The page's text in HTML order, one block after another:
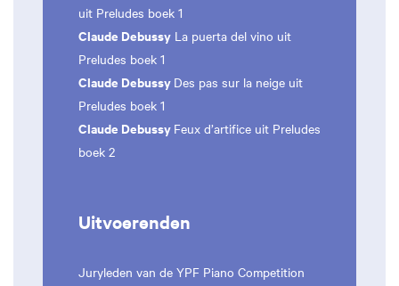
uit Preludes boek 1
Claude Debussy La puerta del vino uit
Preludes boek 1
Claude Debussy Des pas sur la neige uit
Preludes boek 1
Claude Debussy Feux d’artifice uit Preludes
boek 2
Uitvoerenden
Juryleden van de YPF Piano Competition